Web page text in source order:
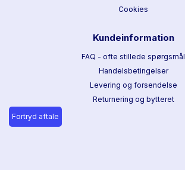
Cookies
Kundeinformation
FAQ - ofte stillede spørgsmål
Handelsbetingelser
Levering og forsendelse
Returnering og bytteret
Fortryd aftale